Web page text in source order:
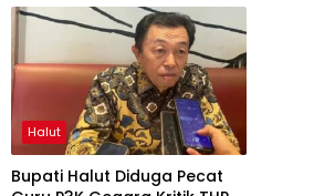
Halut
Bupati Halut Diduga Pecat